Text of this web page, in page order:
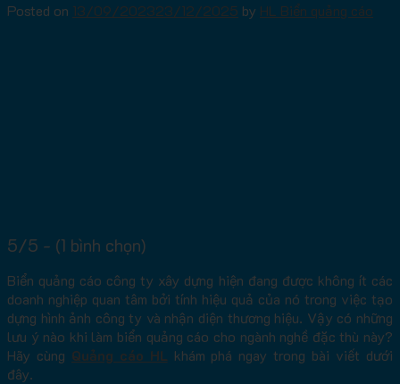
Posted on 13/09/202323/12/2025 by HL Biển quảng cáo
5/5 - (1 bình chọn)
Biển quảng cáo công ty xây dựng hiện đang được không ít các
doanh nghiệp quan tâm bởi tính hiệu quả của nó trong việc tạo
dựng hình ảnh công ty và nhận diện thương hiệu. Vậy có những
lưu ý nào khi làm biển quảng cáo cho ngành nghề đặc thù này?
Hãy cùng Quảng cáo HL khám phá ngay trong bài viết dưới
đây.